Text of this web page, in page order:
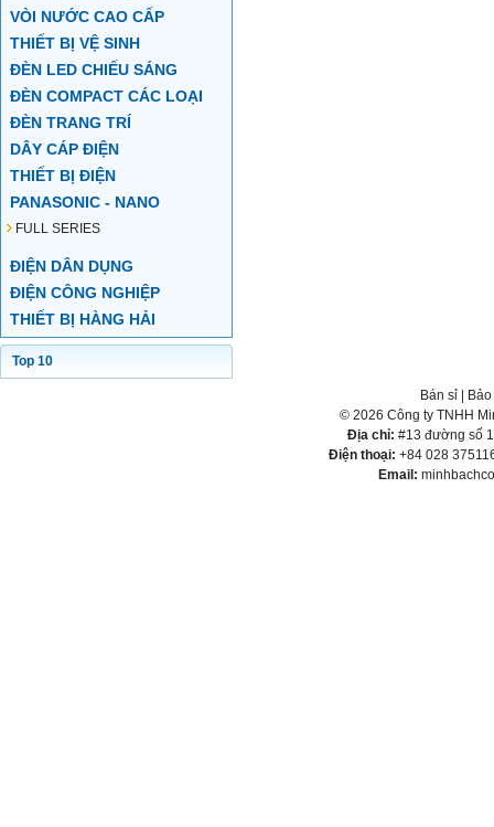
VÒI NƯỚC CAO CẤP
THIẾT BỊ VỆ SINH
ĐÈN LED CHIẾU SÁNG
ĐÈN COMPACT CÁC LOẠI
ĐÈN TRANG TRÍ
DÂY CÁP ĐIỆN
THIẾT BỊ ĐIỆN
PANASONIC - NANO
FULL SERIES
ĐIỆN DÂN DỤNG
ĐIỆN CÔNG NGHIỆP
THIẾT BỊ HÀNG HẢI
Top 10
Bán sỉ
© 2026 Công ty TNHH
Địa chỉ: #13 đường số
Điện thoại: +84 028
Email: